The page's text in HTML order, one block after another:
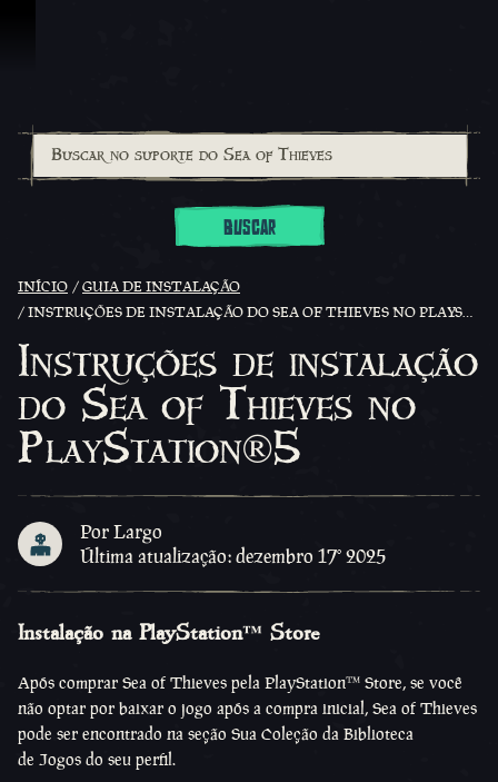
BUSCAR
INÍCIO
GUIA DE INSTALAÇÃO
INSTRUÇÕES DE INSTALAÇÃO DO SEA OF THIEVES NO PLAYSTATION®5
Instruções de instalação
do Sea of Thieves no
PlayStation®5
Por Largo
Última atualização: dezembro 17º 2025
Instalação na PlayStation™ Store
Após comprar Sea of Thieves pela PlayStation™ Store, se você
não optar por baixar o jogo após a compra inicial, Sea of Thieves
pode ser encontrado na seção Sua Coleção da Biblioteca
de Jogos do seu perfil.